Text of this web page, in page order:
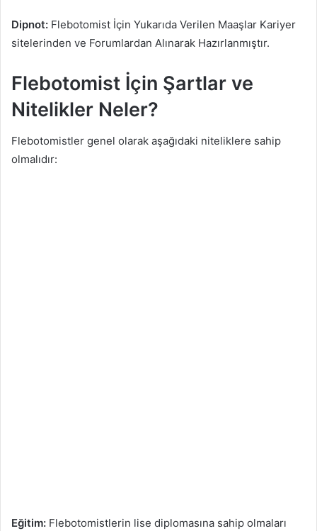
Dipnot: Flebotomist İçin Yukarıda Verilen Maaşlar Kariyer
sitelerinden ve Forumlardan Alınarak Hazırlanmıştır.
Flebotomist İçin Şartlar ve
Nitelikler Neler?
Flebotomistler genel olarak aşağıdaki niteliklere sahip
olmalıdır:
Eğitim: Flebotomistlerin lise diplomasına sahip olmaları